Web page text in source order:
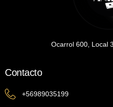
Ocarrol 600, Local
Contacto
+56989035199